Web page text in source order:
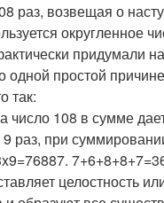
раз, возвещая о
придумали
простой
так:
число 108 в сумме
раз, при
целостность